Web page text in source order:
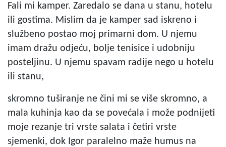
Fali mi kamper. Zaredalo se dana u stanu, hotelu
ili gostima. Mislim da je kamper sad iskreno i
službeno postao moj primarni dom. U njemu
imam dražu odjeću, bolje tenisice i udobniju
posteljinu. U njemu spavam radije nego u hotelu
ili stanu,
skromno tuširanje ne čini mi se više skromno, a
mala kuhinja kao da se povećala i može podnijeti
moje rezanje tri vrste salata i četiri vrste
sjemenki, dok Igor paralelno maže humus na